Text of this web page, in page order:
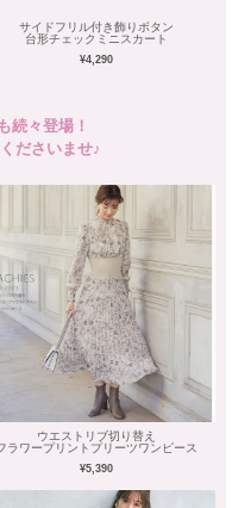
サイドフリル付き飾りボタン
台形チェックミニスカート
¥4,290
続々登場！
ださいませ♪
ウエストリブ切り替え
ラワープリントプリーツワンピース
¥5,390